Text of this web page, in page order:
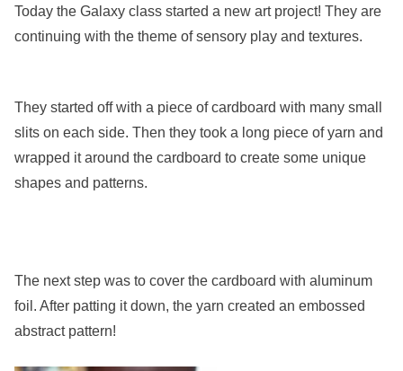
Today the Galaxy class started a new art project! They are
continuing with the theme of sensory play and textures.
They started off with a piece of cardboard with many small
slits on each side. Then they took a long piece of yarn and
wrapped it around the cardboard to create some unique
shapes and patterns.
The next step was to cover the cardboard with aluminum
foil. After patting it down, the yarn created an embossed
abstract pattern!